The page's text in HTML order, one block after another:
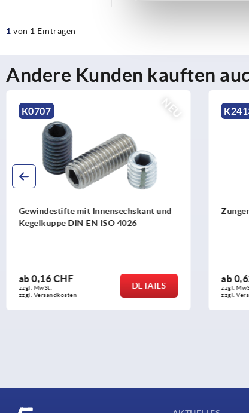
1 von 1 Einträgen
Andere Kunden kauften
K2413
Zungen für Drehriegel kompakt Stahl
ab0,62 CHF
zzgl. MwSt.
zzgl. Versandkosten
DETAILS